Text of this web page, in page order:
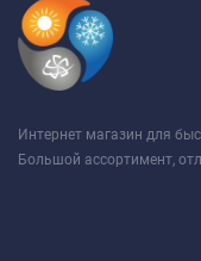
Интернет магазин для
Большой ассортимент,